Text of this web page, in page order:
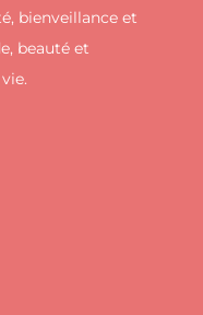
bienveillance et
beauté et